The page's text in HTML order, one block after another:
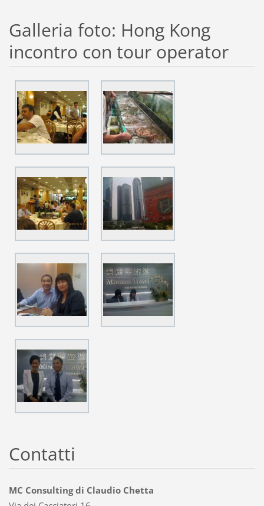
Galleria foto: Hong Kong
incontro con tour operator
Contatti
MC Consulting di Claudio Chetta